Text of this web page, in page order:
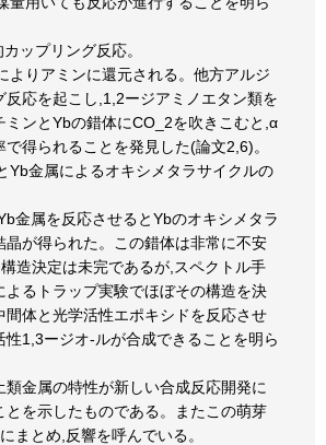
ップリング反応。
よりアミンに還元される。他方アルジ
反応を起こし,1,2ージアミノエタン類を
ミンとYbの錯体にCO_2を吹きこむと,α
得られることを発見した(論文2,6)。
Yb金属によるオキシメタラサイクルの
金属を反応させるとYbのオキシメタラ
晶が得られた。この錯体は非常に不安
造決定は未完であるが,スペクトル手
よるトラップ実験でほぼその構造を決
間体と光学活性エポキシドを反応させ
性1,3ージオ-ルが合成できることを明ら
類金属の特性が新しい合成反応開発に
とを示したものである。またこの萌芽
まとめ,反響を呼んでいる。